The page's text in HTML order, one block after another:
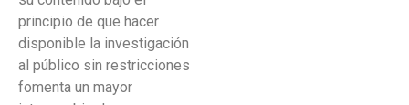
principio de que hacer
disponible la investigación
al público sin restricciones
fomenta un mayor